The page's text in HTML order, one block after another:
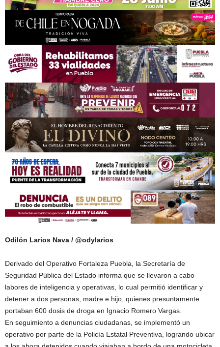
Odilón Larios Nava / @odylarios
Derivado del Operativo Fortaleza Puebla, la Secretaría de
Seguridad Pública del Estado informa que se llevaron a cabo
labores de inteligencia y operativas, lo cual permitió identificar y
detener a dos personas, madre e hijo, quienes presuntamente
portaban 600 dosis de droga en Ignacio Romero Vargas.
En seguimiento a denuncias ciudadanas, se implementó un
operativo por parte de la Policía Estatal Preventiva, logrando ubicar